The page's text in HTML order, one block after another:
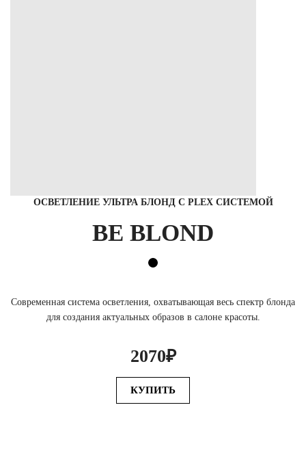
ОСВЕТЛЕНИЕ УЛЬТРА БЛОНД C PLEX СИСТЕМОЙ
BE BLOND
Современная система осветления, охватывающая весь спектр блонда
для создания актуальных образов в салоне красоты.
2070₽
КУПИТЬ